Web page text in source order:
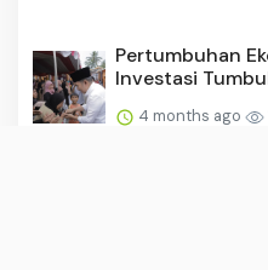
Pertumbuhan
Investasi
4 months ago